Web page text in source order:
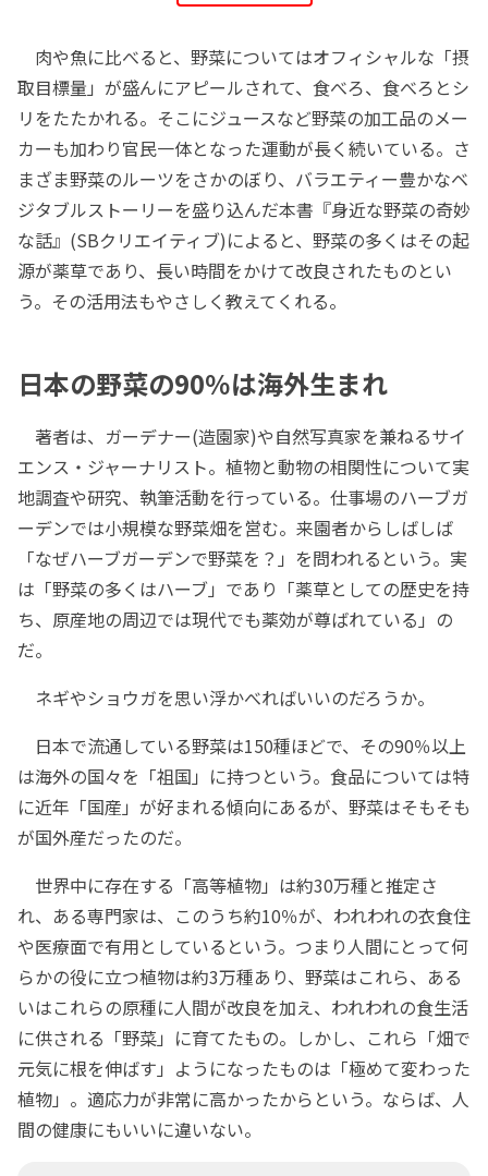
肉や魚に比べると、野菜についてはオフィシャルな「摂
取目標量」が盛んにアピールされて、食べろ、食べろとシ
リをたたかれる。そこにジュースなど野菜の加工品のメー
カーも加わり官民一体となった運動が長く続いている。さ
まざま野菜のルーツをさかのぼり、バラエティー豊かなベ
ジタブルストーリーを盛り込んだ本書『身近な野菜の奇妙
な話』(SBクリエイティブ)によると、野菜の多くはその起
源が薬草であり、長い時間をかけて改良されたものとい
う。その活用法もやさしく教えてくれる。
日本の野菜の90％は海外生まれ
著者は、ガーデナー(造園家)や自然写真家を兼ねるサイ
エンス・ジャーナリスト。植物と動物の相関性について実
地調査や研究、執筆活動を行っている。仕事場のハーブガ
ーデンでは小規模な野菜畑を営む。来園者からしばしば
「なぜハーブガーデンで野菜を？」を問われるという。実
は「野菜の多くはハーブ」であり「薬草としての歴史を持
ち、原産地の周辺では現代でも薬効が尊ばれている」の
だ。
ネギやショウガを思い浮かべればいいのだろうか。
日本で流通している野菜は150種ほどで、その90％以上
は海外の国々を「祖国」に持つという。食品については特
に近年「国産」が好まれる傾向にあるが、野菜はそもそも
が国外産だったのだ。
世界中に存在する「高等植物」は約30万種と推定さ
れ、ある専門家は、このうち約10％が、われわれの衣食住
や医療面で有用としているという。つまり人間にとって何
らかの役に立つ植物は約3万種あり、野菜はこれら、ある
いはこれらの原種に人間が改良を加え、われわれの食生活
に供される「野菜」に育てたもの。しかし、これら「畑で
元気に根を伸ばす」ようになったものは「極めて変わった
植物」。適応力が非常に高かったからという。ならば、人
間の健康にもいいに違いない。